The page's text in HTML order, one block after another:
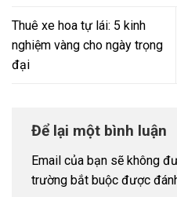
Thuê xe hoa tự lái: 5 kinh
nghiệm vàng cho ngày trọng
đại
Để lại một bình luận
Email của bạn sẽ không
trường bắt buộc được